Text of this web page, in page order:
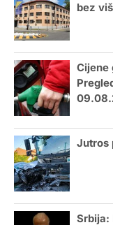
bez
Cijene
Jutros
Srbija: